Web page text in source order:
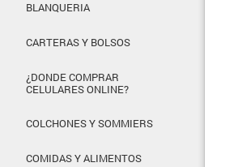
BLANQUERIA
CARTERAS Y BOLSOS
¿DONDE COMPRAR
CELULARES ONLINE?
COLCHONES Y SOMMIERS
COMIDAS Y ALIMENTOS